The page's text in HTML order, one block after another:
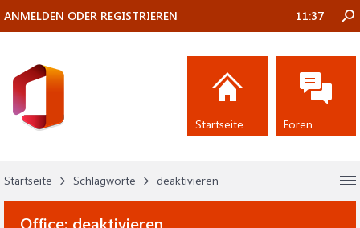
Startseite Schlagworte deaktivieren
Office: deaktivieren
ANMELDEN ODER REGISTRIEREN 11:37
Startseite Foren